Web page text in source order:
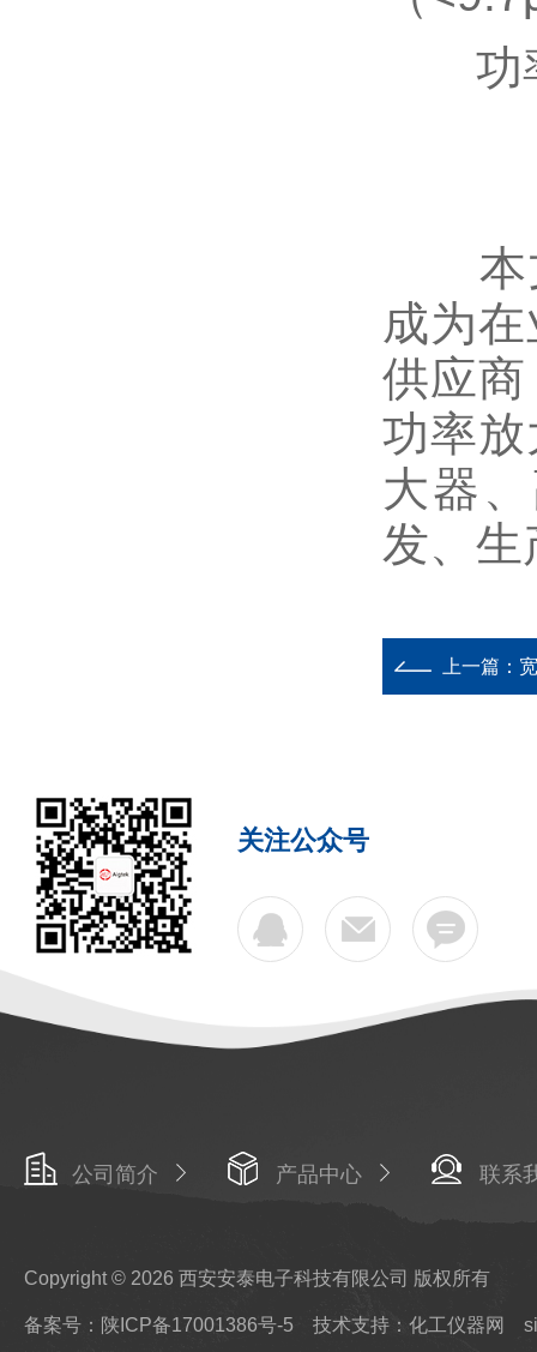
功率
本文
成为
供应
功率
大器
发、生
上一篇：
关注公众号
公司简介 产品中心 联系
Copyright © 2026 西安安泰电子科技有限公司 版权所有
备案号：陕ICP备17001386号-5 技术支持：化工仪器网